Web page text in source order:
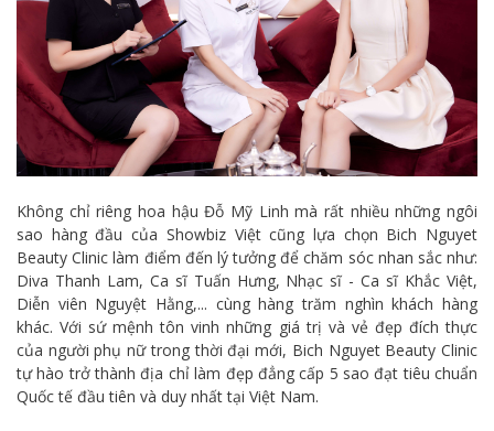
Không chỉ riêng hoa hậu Đỗ Mỹ Linh mà rất nhiều những ngôi
sao hàng đầu của Showbiz Việt cũng lựa chọn Bich Nguyet
Beauty Clinic làm điểm đến lý tưởng để chăm sóc nhan sắc như:
Diva Thanh Lam, Ca sĩ Tuấn Hưng, Nhạc sĩ - Ca sĩ Khắc Việt,
Diễn viên Nguyệt Hằng,... cùng hàng trăm nghìn khách hàng
khác. Với sứ mệnh tôn vinh những giá trị và vẻ đẹp đích thực
của người phụ nữ trong thời đại mới, Bich Nguyet Beauty Clinic
tự hào trở thành địa chỉ làm đẹp đẳng cấp 5 sao đạt tiêu chuẩn
Quốc tế đầu tiên và duy nhất tại Việt Nam.